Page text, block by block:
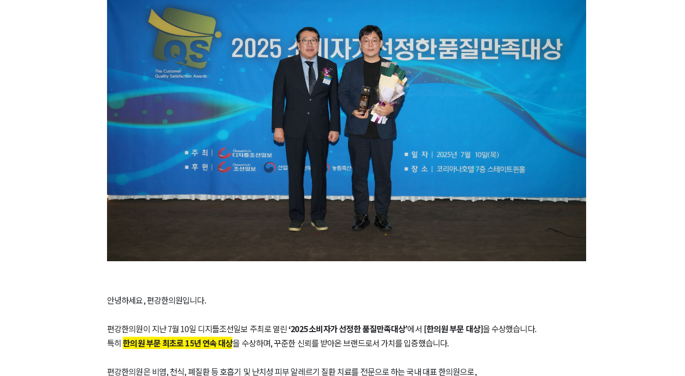
안녕하세요,편강한의원입니다.
편강한의원이 지난7월 10일 디지틀조선일보 주최로 열린‘2025소비자가 선정한 품질만족대상’에서 [한의원 부문 대상]을 수상했습니다.
특히한의원 부문 최초로15년 연속 대상을 수상하며,꾸준한 신뢰를 받아온 브랜드로서 가치를 입증했습니다.
편강한의원은 비염,천식,폐질환 등 호흡기 및 난치성 피부 알레르기 질환 치료를 전문으로 하는 국내 대표 한의원으로,